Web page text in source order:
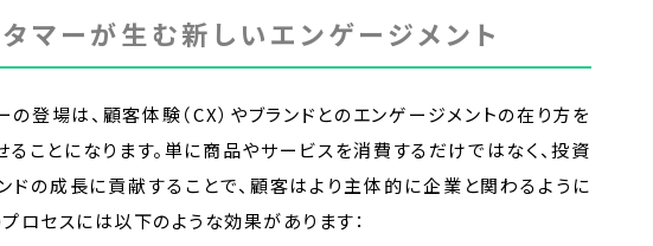
マーが生む新しいエンゲージメント
の登場は、顧客体験（CX）やブランドとのエンゲージメントの在り方を
ることになります。単に商品やサービスを消費するだけではなく、投資
ドの成長に貢献することで、顧客はより主体的に企業と関わるように
プロセスには以下のような効果があります：